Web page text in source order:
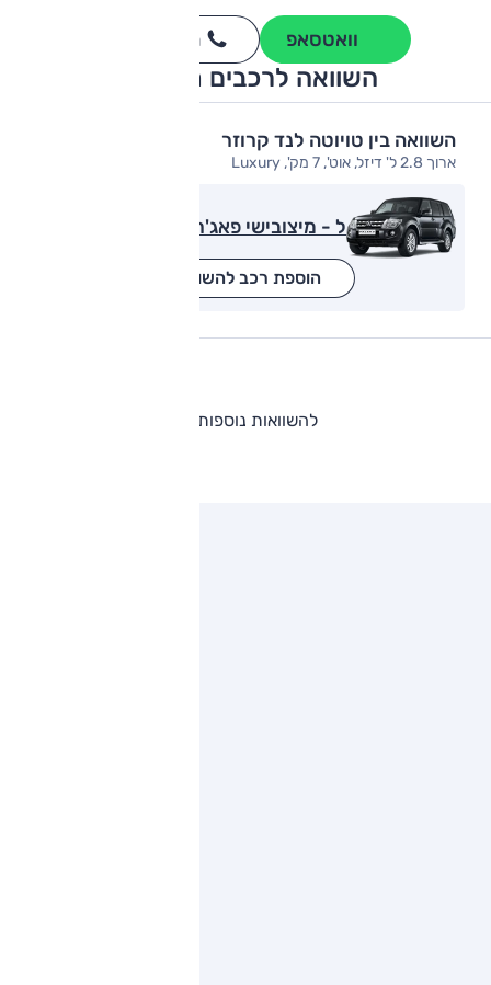
וואטסאפ חייגו
השוואה לרכבים מתחרים
השוואה בין טויוטה לנד קרוזר
ארוך 2.8 ל' דיזל, אוט', 7 מק', Luxury
ל - מיצובישי פאג'רו
הוספת רכב להשוואה
להשוואות נוספות